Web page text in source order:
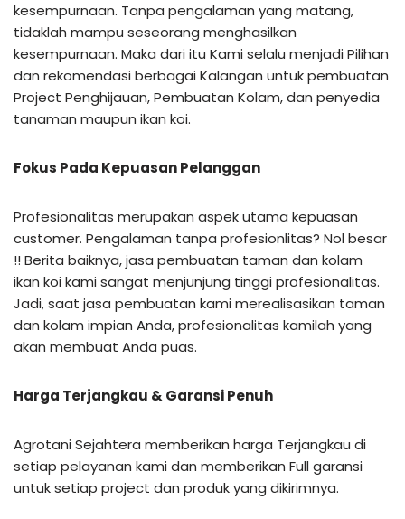
kesempurnaan. Tanpa pengalaman yang matang,
tidaklah mampu seseorang menghasilkan
kesempurnaan. Maka dari itu Kami selalu menjadi Pilihan
dan rekomendasi berbagai Kalangan untuk pembuatan
Project Penghijauan, Pembuatan Kolam, dan penyedia
tanaman maupun ikan koi.
Fokus Pada Kepuasan Pelanggan
Profesionalitas merupakan aspek utama kepuasan
customer. Pengalaman tanpa profesionlitas? Nol besar
!! Berita baiknya, jasa pembuatan taman dan kolam
ikan koi kami sangat menjunjung tinggi profesionalitas.
Jadi, saat jasa pembuatan kami merealisasikan taman
dan kolam impian Anda, profesionalitas kamilah yang
akan membuat Anda puas.
Harga Terjangkau & Garansi Penuh
Agrotani Sejahtera memberikan harga Terjangkau di
setiap pelayanan kami dan memberikan Full garansi
untuk setiap project dan produk yang dikirimnya.